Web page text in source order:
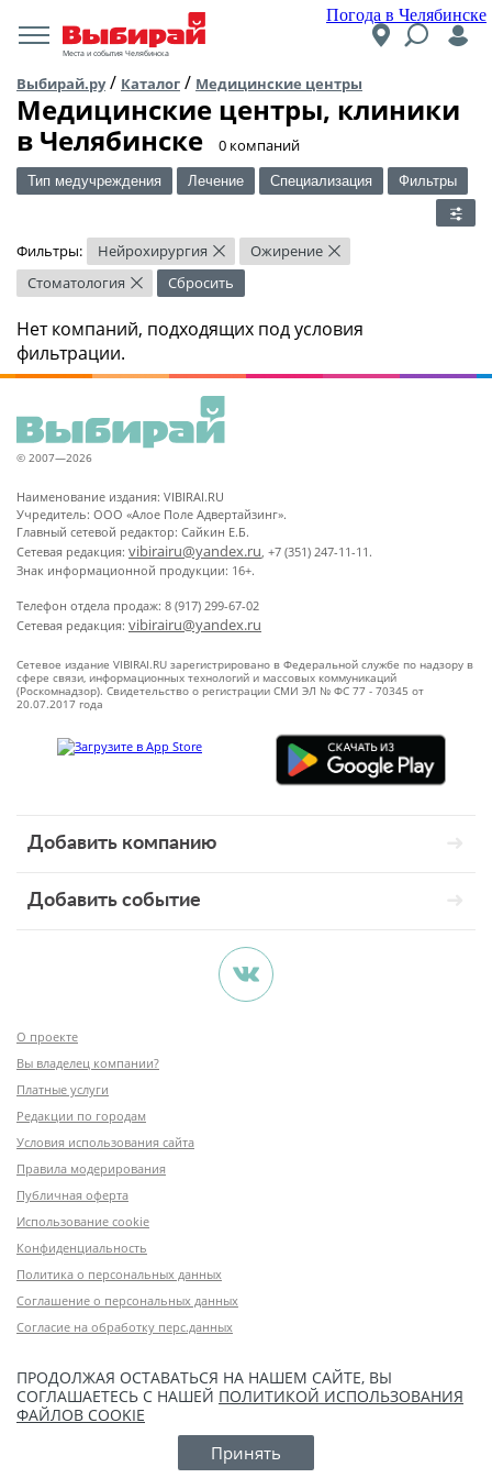
Погода в Челябинске
Места и события Челябинска
Выбирай.ру/ Каталог / Медицинские центры
Медицинские центры, клиники
в Челябинске
​0 компаний
Тип медучреждения Лечение Специализация Фильтры
Фильтры: Нейрохирургия × Ожирение ×
Стоматология × Сбросить
Нет компаний, подходящих под условия
фильтрации.
© 2007—2026
Наименование издания: VIBIRAI.RU
Учредитель: ООО «Алое Поле Адвертайзинг».
Главный сетевой редактор: Сайкин Е.Б.
Сетевая редакция: vibirairu@yandex.ru, +7 (351) 247-11-11.
Знак информационной продукции: 16+.
Телефон отдела продаж: 8 (917) 299-67-02
Сетевая редакция: vibirairu@yandex.ru
Сетевое издание VIBIRAI.RU зарегистрировано в Федеральной службе по надзору в
сфере связи, информационных технологий и массовых коммуникаций
(Роскомнадзор). Свидетельство о регистрации СМИ ЭЛ № ФС 77 - 70345 от
20.07.2017 года
Добавить компанию
Добавить событие
О проекте
Вы владелец компании?
Платные услуги
Редакции по городам
Условия использования сайта
Правила модерирования
Публичная оферта
Использование cookie
Конфиденциальность
Политика о персональных данных
Соглашение о персональных данных
Согласие на обработку перс.данных
ПРОДОЛЖАЯ ОСТАВАТЬСЯ НА НАШЕМ САЙТЕ, ВЫ
СОГЛАШАЕТЕСЬ С НАШЕЙ ПОЛИТИКОЙ ИСПОЛЬЗОВАНИЯ
ФАЙЛОВ COOKIE
Принять